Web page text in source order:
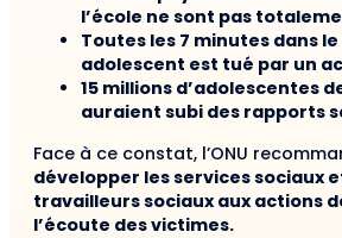
l’école ne sont pas
Toutes les 7 minutes dans
adolescent est tué par un
15 millions d’adolescentes
auraient subi des rapports
Face à ce constat, l’ONU
développer les services sociaux
travailleurs sociaux aux actions
l’écoute des victimes.